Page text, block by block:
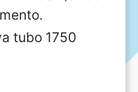
tubo 1750